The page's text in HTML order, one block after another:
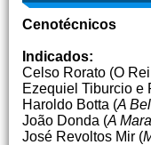
Cenotécnicos
Indicados:
Celso Rorato (O
Ezequiel Tiburcio e
Haroldo Botta (A
João Donda (A
José Revoltos Mir (